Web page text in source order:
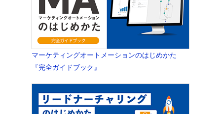
マーケティングオートメーションのはじめかた
『完全ガイドブック』